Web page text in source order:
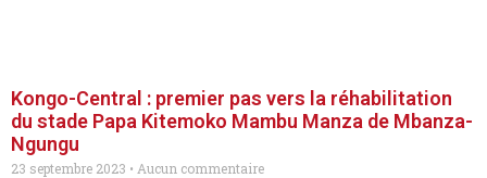
Kongo-Central : premier pas vers la réhabilitation
du stade Papa Kitemoko Mambu Manza de Mbanza-
Ngungu
23 septembre 2023
Aucun commentaire